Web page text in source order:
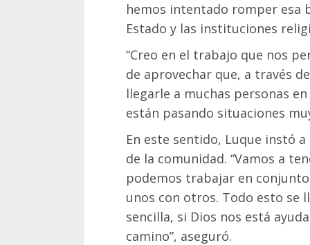
hemos intentado romper esa
Estado y las instituciones
“Creo en el trabajo que nos
de aprovechar que, a través
llegarle a muchas personas
están pasando situaciones
En este sentido, Luque instó
de la comunidad. “Vamos a
podemos trabajar en
unos con otros. Todo esto se
sencilla, si Dios nos está
camino”, aseguró.